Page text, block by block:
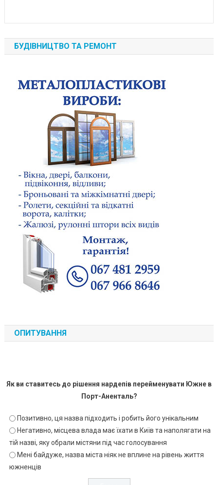
БУДІВНИЦТВО ТА РЕМОНТ
ОПИТУВАННЯ
Як ви ставитесь до рішення нардепів перейменувати Южне в
Порт-Аненталь?
Позитивно, ця назва підходить і робить його унікальним
Негативно, місцева влада має їхати в Київ та наполягати на
тій назві, яку обрали містяни під час голосування
Мені байдуже, назва міста ніяк не вплине на рівень життя
южненців